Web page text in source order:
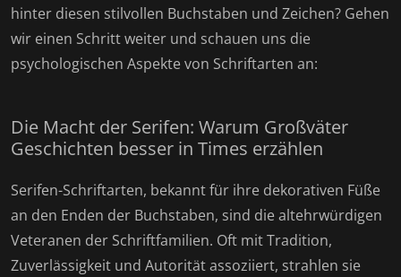
hinter diesen stilvollen Buchstaben und Zeichen? Gehen
wir einen Schritt weiter und schauen uns die
psychologischen Aspekte von Schriftarten an:
Die Macht der Serifen: Warum Großväter
Geschichten besser in Times erzählen
Serifen-Schriftarten, bekannt für ihre dekorativen Füße
an den Enden der Buchstaben, sind die altehrwürdigen
Veteranen der Schriftfamilien. Oft mit Tradition,
Zuverlässigkeit und Autorität assoziiert, strahlen sie